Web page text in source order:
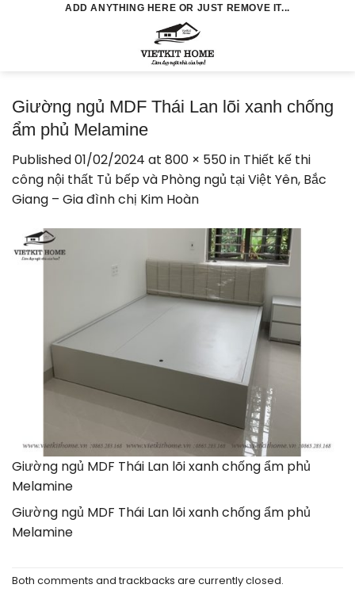
ADD ANYTHING HERE OR JUST REMOVE IT...
Giường ngủ MDF Thái Lan lõi xanh chống
ẩm phủ Melamine
Published01/02/2024 at 800 × 550in Thiết kế thi
công nội thất Tủ bếp và Phòng ngủ tại Việt Yên, Bắc
Giang – Gia đình chị Kim Hoàn
Giường ngủ MDF Thái Lan lõi xanh chống ẩm phủ
Melamine
Giường ngủ MDF Thái Lan lõi xanh chống ẩm phủ
Melamine
Both comments and trackbacks are currently closed.